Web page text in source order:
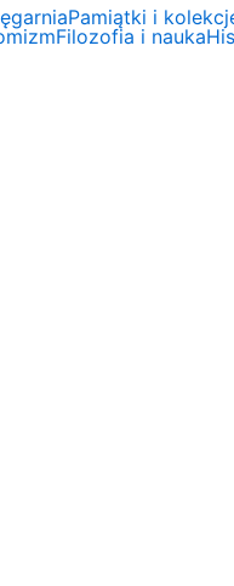
Pamiątki i
Filozofia i nauka